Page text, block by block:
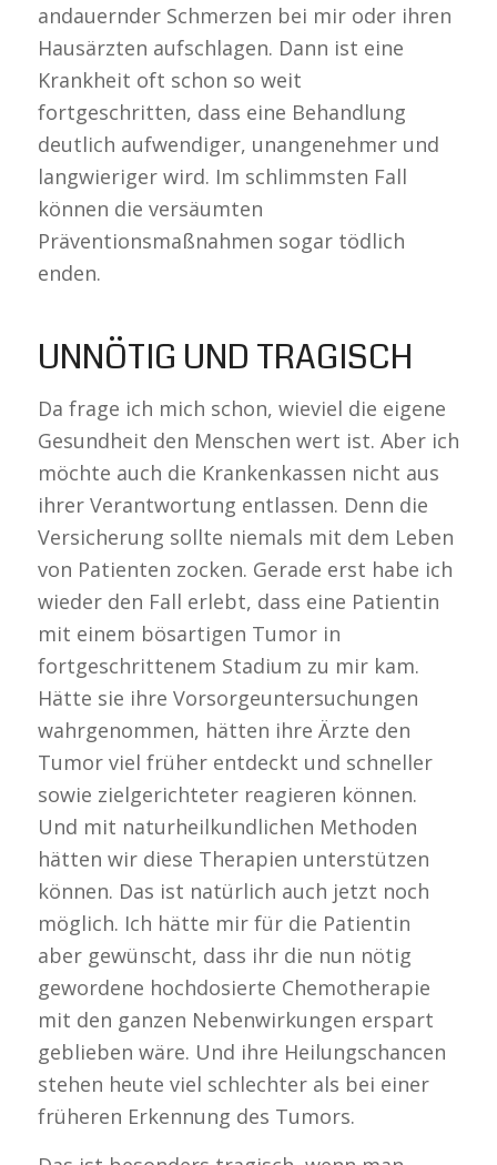
andauernder Schmerzen bei mir oder ihren
Hausärzten aufschlagen. Dann ist eine
Krankheit oft schon so weit
fortgeschritten, dass eine Behandlung
deutlich aufwendiger, unangenehmer und
langwieriger wird. Im schlimmsten Fall
können die versäumten
Präventionsmaßnahmen sogar tödlich
enden.
UNNÖTIG UND TRAGISCH
Da frage ich mich schon, wieviel die eigene
Gesundheit den Menschen wert ist. Aber ich
möchte auch die Krankenkassen nicht aus
ihrer Verantwortung entlassen. Denn die
Versicherung sollte niemals mit dem Leben
von Patienten zocken. Gerade erst habe ich
wieder den Fall erlebt, dass eine Patientin
mit einem bösartigen Tumor in
fortgeschrittenem Stadium zu mir kam.
Hätte sie ihre Vorsorgeuntersuchungen
wahrgenommen, hätten ihre Ärzte den
Tumor viel früher entdeckt und schneller
sowie zielgerichteter reagieren können.
Und mit naturheilkundlichen Methoden
hätten wir diese Therapien unterstützen
können. Das ist natürlich auch jetzt noch
möglich. Ich hätte mir für die Patientin
aber gewünscht, dass ihr die nun nötig
gewordene hochdosierte Chemotherapie
mit den ganzen Nebenwirkungen erspart
geblieben wäre. Und ihre Heilungschancen
stehen heute viel schlechter als bei einer
früheren Erkennung des Tumors.